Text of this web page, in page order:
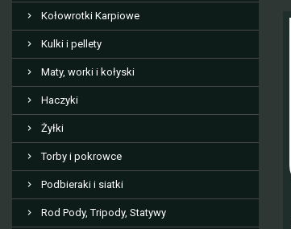
Kołowrotki Karpiowe
Kulki i pellety
Maty, worki i kołyski
Haczyki
Żyłki
Torby i pokrowce
Podbieraki i siatki
Rod Pody, Tripody, Statywy